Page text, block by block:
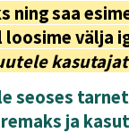
ning saa
seoses
ja